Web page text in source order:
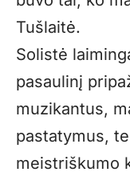
Tušlaitė.
Solistė
pasaulinį
muzikantus,
pastatymus,
meistriškumo